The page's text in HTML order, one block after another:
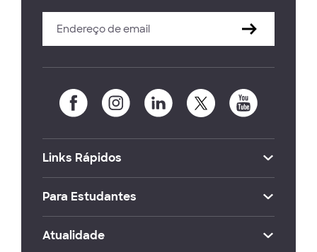
Links Rápidos
Para Estudantes
Atualidade